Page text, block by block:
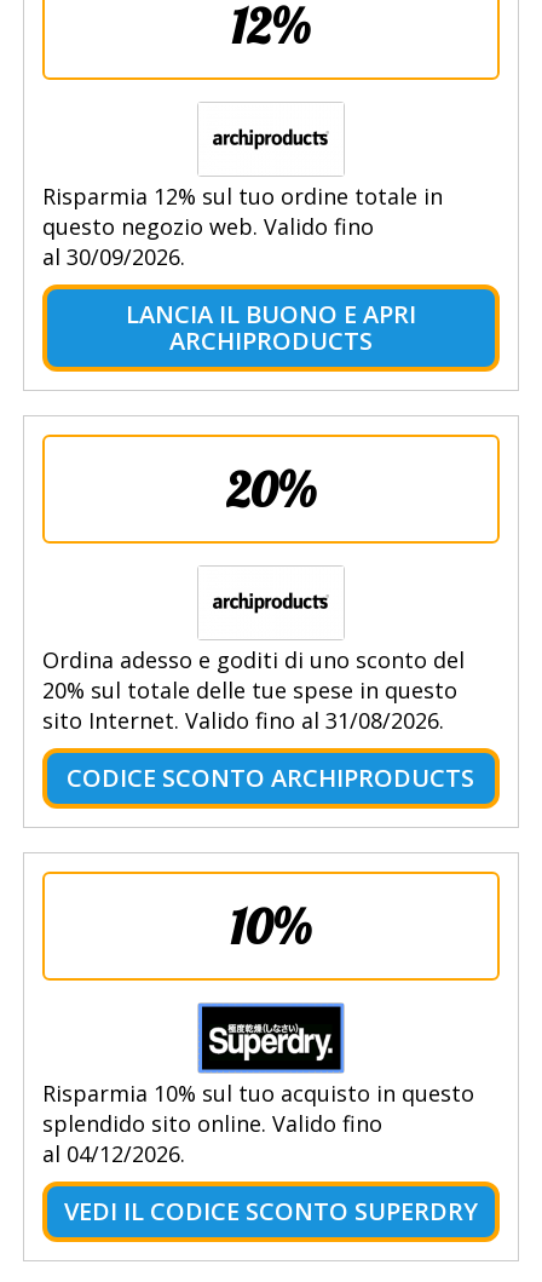
12%
Risparmia 12% sul tuo ordine totale in
questo negozio web. Valido fino
al 30/09/2026.
LANCIA IL BUONO E APRI
ARCHIPRODUCTS
20%
Ordina adesso e goditi di uno sconto del
20% sul totale delle tue spese in questo
sito Internet. Valido fino al 31/08/2026.
CODICE SCONTO ARCHIPRODUCTS
10%
Risparmia 10% sul tuo acquisto in questo
splendido sito online. Valido fino
al 04/12/2026.
VEDI IL CODICE SCONTO SUPERDRY